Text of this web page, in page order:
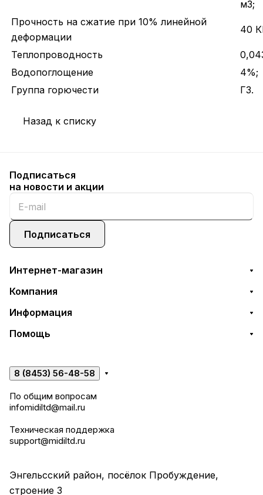
м3;
Прочность на сжатие при 10% линейной
деформации
40
Теплопроводность
Водопоглощение
4%;
Группа горючести
Г3.
Назад к списку
Подписаться
на новости и акции
Подписаться
Интернет-магазин
Компания
Информация
Помощь
8 (8453) 56-48-58
По общим вопросам
infomidiltd@mail.ru
Техническая поддержка
support@midiltd.ru
Энгельсский район, посёлок Пробуждение,
строение 3